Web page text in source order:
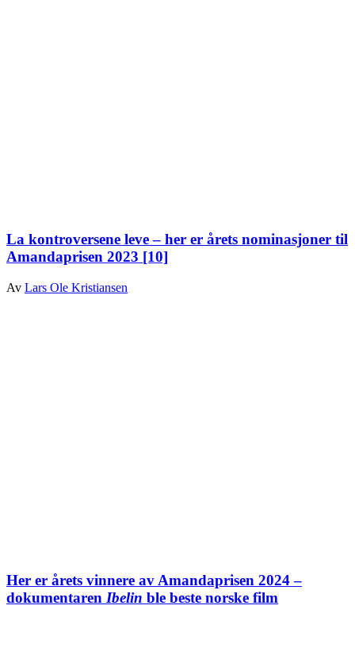
La kontroversene leve – her er årets nominasjoner til
Amandaprisen 2023 [10]
Av Lars Ole Kristiansen
Her er årets vinnere av Amandaprisen 2024 –
dokumentaren Ibelin ble beste norske film